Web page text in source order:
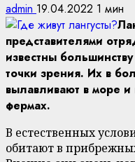
admin 19.04.2022 1 мин
представителями
известны
точки зрения. Их в
вылавливают в море
фермах.
В естественных
обитают в